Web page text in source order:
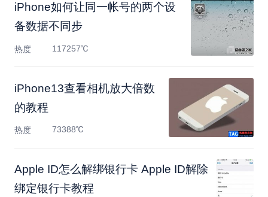
iPhone如何让同一帐号的两个设
备数据不同步
热度 117257℃
​iPhone13查看相机放大倍数
的教程
热度 73388℃
Apple ID怎么解绑银行卡 Apple ID解除
绑定银行卡教程